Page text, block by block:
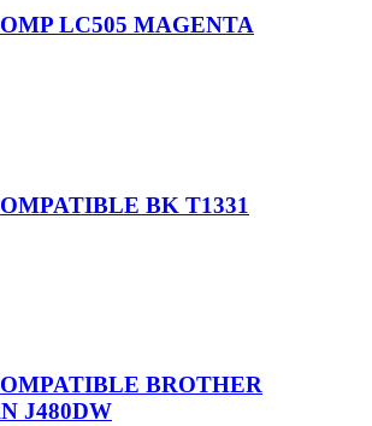
LC505 MAGENTA
BK T1331
BROTHER
J480DW